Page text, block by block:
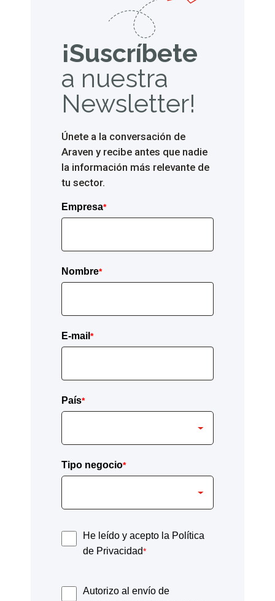
¡Suscríbete
a nuestra
Newsletter!
Únete a la conversación de
Araven y recibe antes que nadie
la información más relevante de
tu sector.
Empresa*
Nombre*
E-mail *
País*
Tipo negocio*
He leído y acepto la Política
de Privacidad*
Autorizo al envío de